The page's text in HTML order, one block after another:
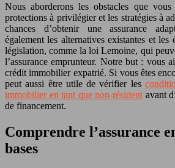
Nous aborderons les obstacles que
protections à privilégier et les stratégies à
chances d’obtenir une assurance
également les alternatives existantes et les
législation, comme la loi Lemoine, qui
l’assurance emprunteur. Notre but : vous
crédit immobilier expatrié. Si vous êtes
peut aussi être utile de vérifier les
immobilier en tant que non-résident avant
de financement.
Comprendre l’assurance
bases